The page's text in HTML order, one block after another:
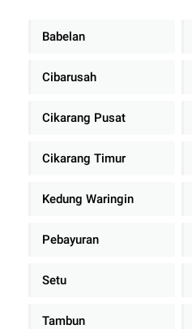
Babelan
Cibarusah
Cikarang Pusat
Cikarang Timur
Kedung Waringin
Pebayuran
Setu
Tambun